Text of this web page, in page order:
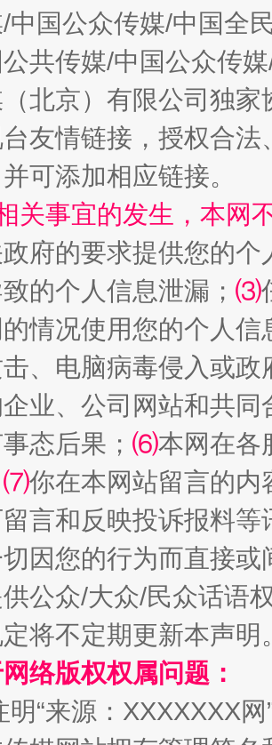
！段成刚被判无期 从幼
计划来了！等你上场
大球赛在茂县开幕
中国公众传媒/中国全
共传媒/中国公众传
北京）有限公司独
友情链接，授权合
可添加相应链接。
关事宜的发生，本网
府的要求提供您的个
的个人信息泄漏； ⑶
情况使用您的个人
、电脑病毒侵入或
业、公司网站和共
态后果； ⑹本网在各
⑺你在本网站留言的内
言和反映投诉报料
因您的行为而直接
公众/大众/民众话语
将不定期更新本声明
络版权权属问题：
明“来源：XXXXXXX